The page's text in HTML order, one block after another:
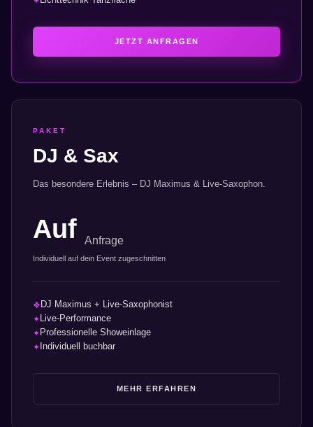
JETZT ANFRAGEN
PAKET
DJ & Sax
Das besondere Erlebnis – DJ Maximus & Live-Saxophon.
Auf Anfrage
Individuell auf dein Event zugeschnitten
❖ DJ Maximus + Live-Saxophonist
✦ Live-Performance
✦ Professionelle Showeinlage
✦ Individuell buchbar
MEHR ERFAHREN